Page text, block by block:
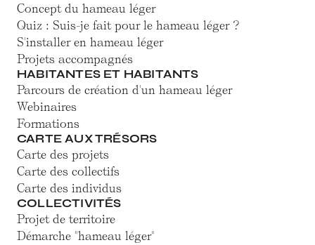
Concept du hameau léger
Quiz : Suis-je fait pour le hameau léger ?
S'installer en hameau léger
Projets accompagnés
HABITANTES ET HABITANTS
Parcours de création d'un hameau léger
Webinaires
Formations
CARTE AUX TRÉSORS
Carte des projets
Carte des collectifs
Carte des individus
COLLECTIVITÉS
Projet de territoire
Démarche "hameau léger"